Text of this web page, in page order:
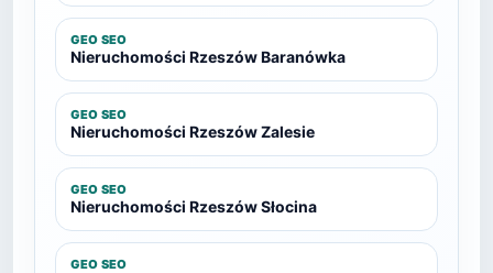
GEO SEO
Nieruchomości Rzeszów Baranówka
GEO SEO
Nieruchomości Rzeszów Zalesie
GEO SEO
Nieruchomości Rzeszów Słocina
GEO SEO